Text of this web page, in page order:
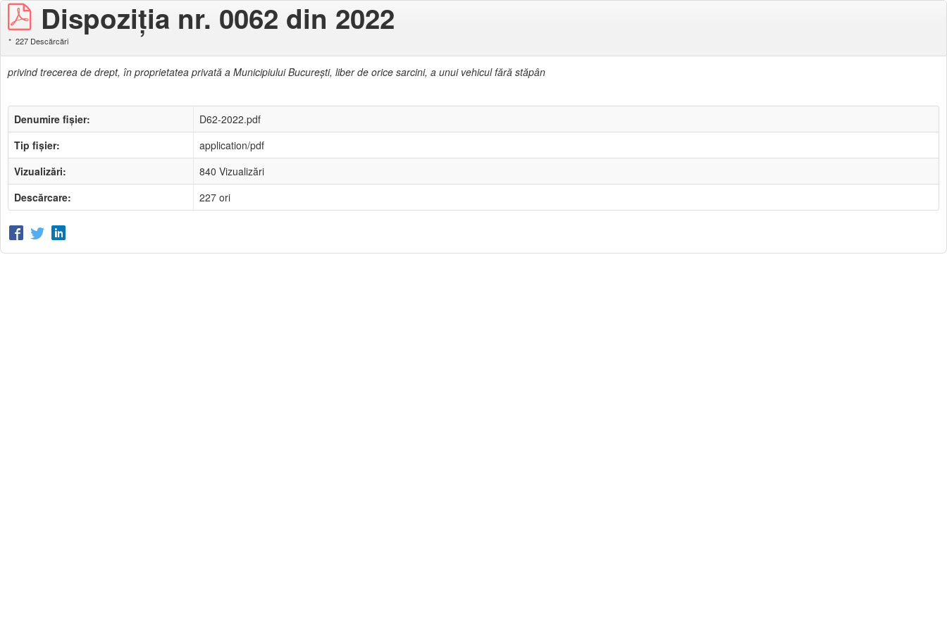
Dispoziția nr. 0062 din 2022
227 Descărcări
privind trecerea de drept, în proprietatea privată a Municipiului Bucureşti, liber de orice sarcini, a unui vehicul fără stăpân
Denumire fișier:
D62-2022.pdf
Tip fișier:
application/pdf
Vizualizări:
840 Vizualizări
Descărcare:
227 ori